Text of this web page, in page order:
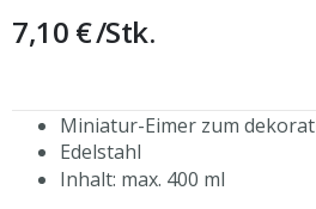
7,10 €/Stk.
Miniatur-Eimer zum
Edelstahl
Inhalt: max. 400 ml